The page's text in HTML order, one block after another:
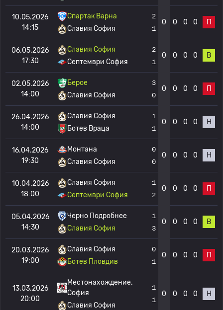
10.05.2026
14:15
Спартак Варна
Славия София
2
1
0 0 0 0 П
06.05.2026
17:30
Славия София
Септември София
2
1
0 0 0 0 В
02.05.2026
14:00
Берое
Славия София
3
0
0 0 0 0 П
26.04.2026
14:00
Славия София
Ботев Враца
1
1
0 0 0 0 Н
16.04.2026
19:30
Монтана
Славия София
0
0
0 0 0 0 Н
10.04.2026
18:00
Славия София
Септември София
1
2
0 0 0 0 П
05.04.2026
14:30
Черно Подробнее
Славия София
1
3
0 0 0 0 В
20.03.2026
19:00
Славия София
Ботев Пловдив
0
1
0 0 0 0 П
13.03.2026
20:00
Местонахождение.
София
Славия София
1
1
0 0 0 0 Н